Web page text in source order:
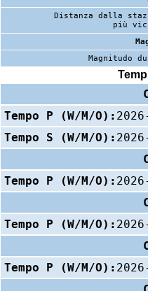
Distanza dalla
più
Magnitudo
Tempo P (W/M/O):
Tempo S (W/M/O):
Tempo P (W/M/O):
Tempo P (W/M/O):
Tempo P (W/M/O):